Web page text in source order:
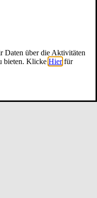
Daten über die Aktivitäten
bieten. Klicke Hier für